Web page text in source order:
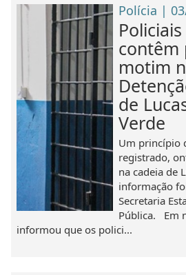
Polícia |
contêm
motim
de
Verde
Um princípio
registrado,
na cadeia de
informação
Secretaria
Pública. Em
informou que os polici...